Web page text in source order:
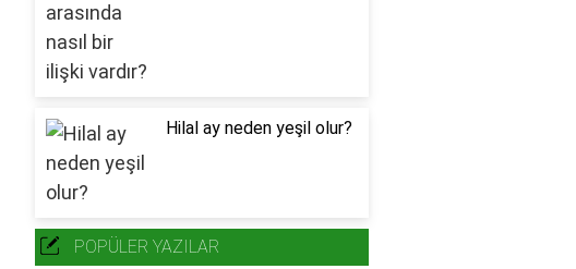
Hilal ay neden yeşil olur?
POPÜLER YAZILAR